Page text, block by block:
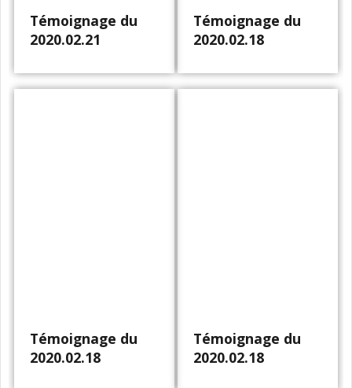
Témoignage du
2020.02.21
Témoignage du
2020.02.18
Témoignage du
2020.02.18
Témoignage du
2020.02.18